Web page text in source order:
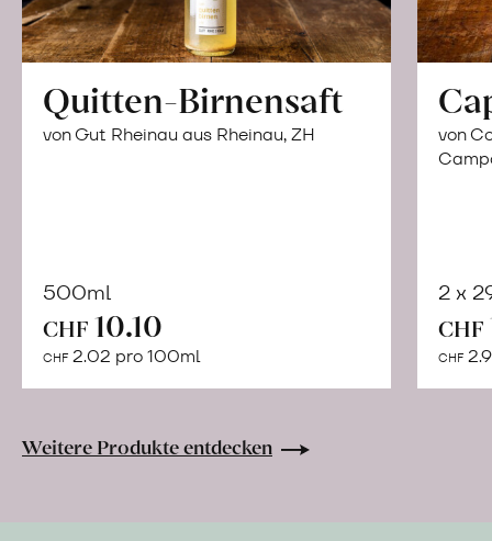
Quitten-Birnensaft
von Gut Rheinau aus Rheinau, ZH
500ml
CHF 10.10
CHF 2.02 pro 100ml
Warenkorb
von
2 x
CHF
CHF
Weitere Produkte entdecken